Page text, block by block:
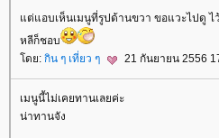
ต่แอบเห็นเมนูที่รูปด้านขวา ขอแวะไปดู ไ
หลีก็ชอบ
ดย: กิน ๆ เที่ยว ๆ 21 กันยายน 2556
เมนูนี้ไม่เคยทานเลยค่ะ
น่าทานจัง